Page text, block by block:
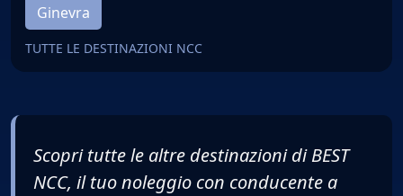
Ginevra
TUTTE LE DESTINAZIONI NCC
Scopri tutte le altre destinazioni diBEST
NCC, il tuo noleggio con conducente a